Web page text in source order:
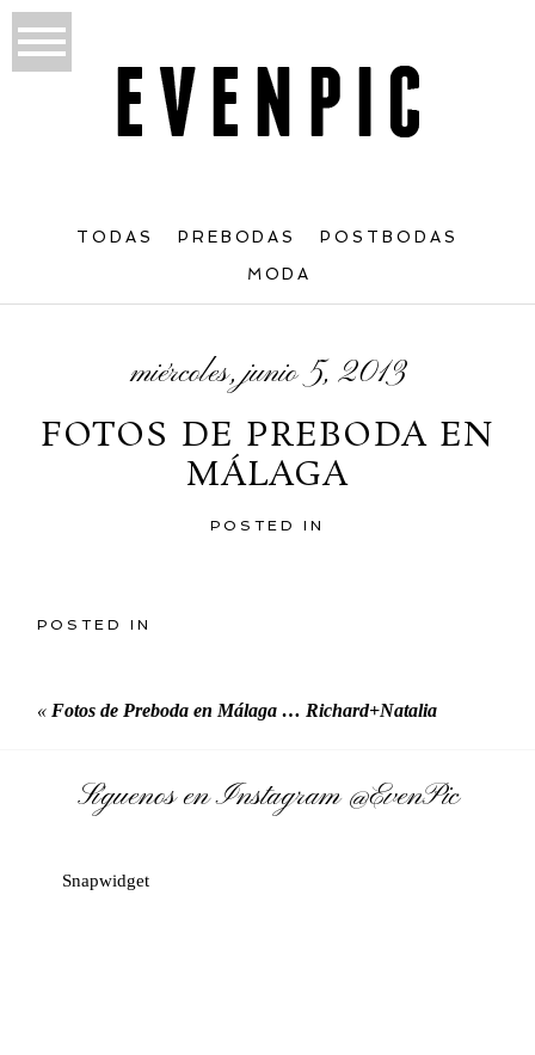
TODAS PREBODAS POSTBODAS
MODA
miércoles, junio 5, 2013
FOTOS DE PREBODA EN
MÁLAGA
POSTED IN
POSTED IN
« Fotos de Preboda en Málaga … Richard+Natalia
Síguenos en Instagram@EvenPic
Snapwidget